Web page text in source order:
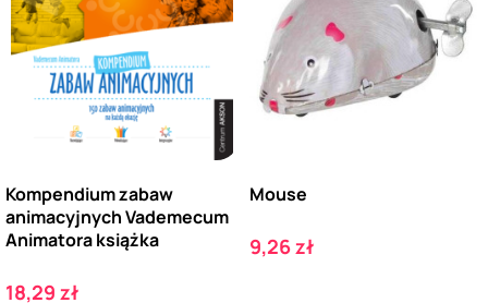
Kompendium zabaw
animacyjnych Vademecum
Animatora książka
Cena
18,29 zł
Mouse
Cena
9,26 zł